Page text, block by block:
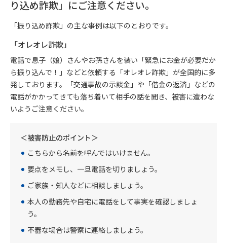
り込め詐欺」にご注意ください。
「振り込め詐欺」の主な事例は以下のとおりです。
「オレオレ詐欺」
電話で息子（娘）さんやお孫さんを装い「緊急にお金が必要だか
ら振り込んで！」などと依頼する「オレオレ詐欺」が全国的に多
発しております。「交通事故の示談金」や「借金の返済」などの
電話がかかってきても落ち着いて相手の話を聞き、被害に遭わな
いようご注意ください。
＜被害防止のポイント＞
こちらから名前を呼んではいけません。
要点をメモし、一旦電話を切りましょう。
ご家族・知人などに相談しましょう。
本人の勤務先や自宅に電話をして事実を確認しましょ
う。
不審な場合は警察に連絡しましょう。